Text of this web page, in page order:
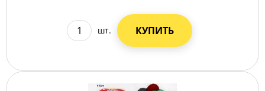
шт. КУПИТЬ